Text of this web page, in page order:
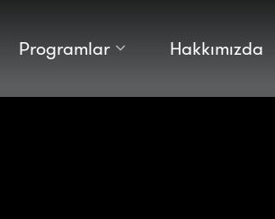
Programlar Hakkımızda